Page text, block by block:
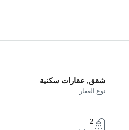
شقق, عقارات سكنية
نوع العقار
2